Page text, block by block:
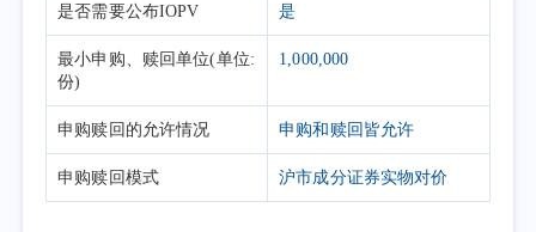
是否需要公布IOPV 是
最小申购、赎回单位(单位:
份)
1,000,000
申购赎回的允许情况 申购和赎回皆允许
申购赎回模式 沪市成分证券实物对价